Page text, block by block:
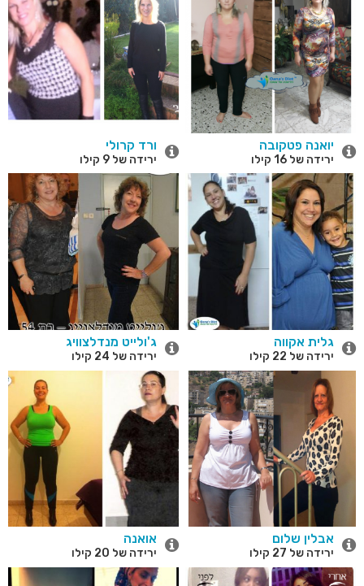
יואנה פטקובה
ירידה של 16 קילו
ורד קרולי
ירידה של 9 קילו
גלית אקווה
ירידה של 22 קילו
ג'ולייט מנדלצוויג
ירידה של 24 קילו
אבלין שלום
ירידה של 27 קילו
אואנה
ירידה של 20 קילו